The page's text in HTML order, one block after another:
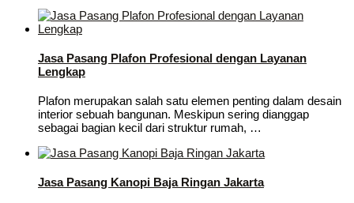
Jasa Pasang Plafon Profesional dengan Layanan
Lengkap
Plafon merupakan salah satu elemen penting dalam desain
interior sebuah bangunan. Meskipun sering dianggap
sebagai bagian kecil dari struktur rumah, …
Jasa Pasang Kanopi Baja Ringan Jakarta